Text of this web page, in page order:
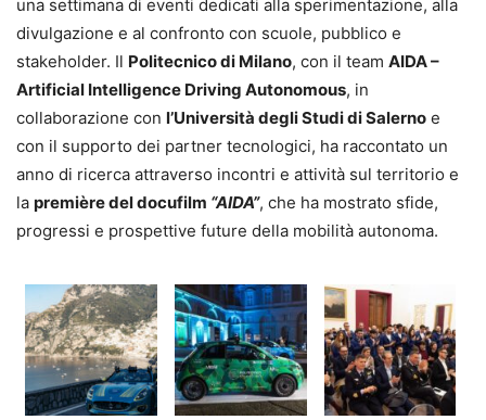
una settimana di eventi dedicati alla sperimentazione, alla
divulgazione e al confronto con scuole, pubblico e
stakeholder. Il Politecnico di Milano, con il team AIDA –
Artificial Intelligence Driving Autonomous, in
collaborazione con l’Università degli Studi di Salerno e
con il supporto dei partner tecnologici, ha raccontato un
anno di ricerca attraverso incontri e attività sul territorio e
la première del docufilm “AIDA”, che ha mostrato sfide,
progressi e prospettive future della mobilità autonoma.